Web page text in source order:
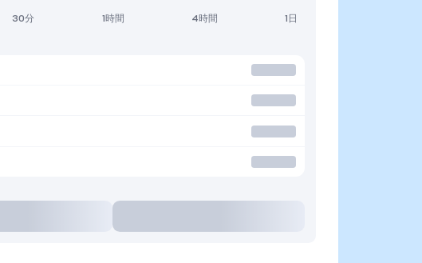
30分 1時間 4時間 1日